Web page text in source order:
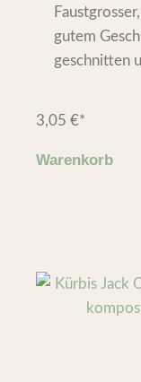
gutem
geschnitten
3,05 €*
Warenkorb